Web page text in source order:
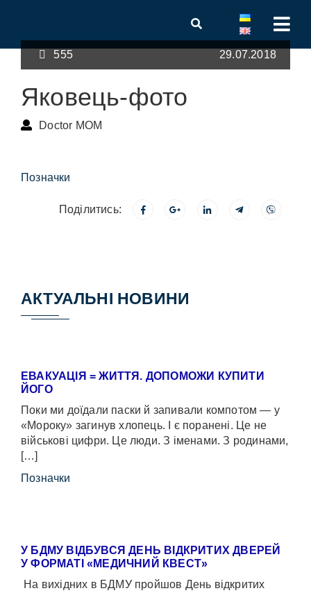
555 29.07.2018
Яковець-фото
Doctor MOM
Позначки
Поділитись:
АКТУАЛЬНІ НОВИНИ
ЕВАКУАЦІЯ = ЖИТТЯ. ДОПОМОЖИ КУПИТИ
ЙОГО
Поки ми доїдали паски й запивали компотом — у
«Мороку» загинув хлопець. І є поранені. Це не
військові цифри. Це люди. З іменами. З родинами,
[…]
Позначки
У БДМУ ВІДБУВСЯ ДЕНЬ ВІДКРИТИХ ДВЕРЕЙ
У ФОРМАТІ «МЕДИЧНИЙ КВЕСТ»
На вихідних в БДМУ пройшов День відкритих